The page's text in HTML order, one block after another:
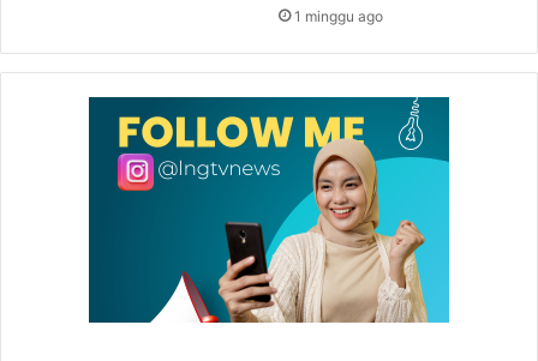
Ratusan doorprize menarik menambah semarak rangkaian
yang datang terlihat tak beranjak pergi hingga berakhirnya
1 minggu ago